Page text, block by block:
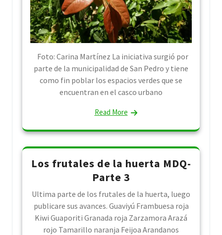
Foto: Carina Martínez La iniciativa surgió por
parte de la municipalidad de San Pedro y tiene
como fin poblar los espacios verdes que se
encuentran en el casco urbano
Read More
Los frutales de la huerta MDQ-
Parte 3
Ultima parte de los frutales de la huerta, luego
publicare sus avances. Guaviyú Frambuesa roja
Kiwi Guaporiti Granada roja Zarzamora Arazá
rojo Tamarillo naranja Feijoa Arandanos